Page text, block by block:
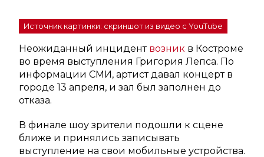
Источник картинки: скриншот из видео с YouTube
Неожиданный инцидент возник в Костроме
во время выступления Григория Лепса. По
информации СМИ, артист давал концерт в
городе 13 апреля, и зал был заполнен до
отказа.
В финале шоу зрители подошли к сцене
ближе и принялись записывать
выступление на свои мобильные устройства.